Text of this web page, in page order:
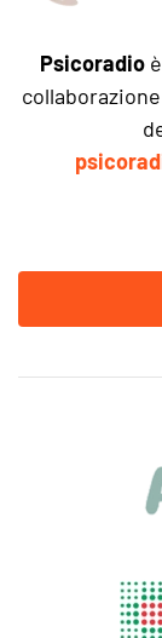
Psicoradioè